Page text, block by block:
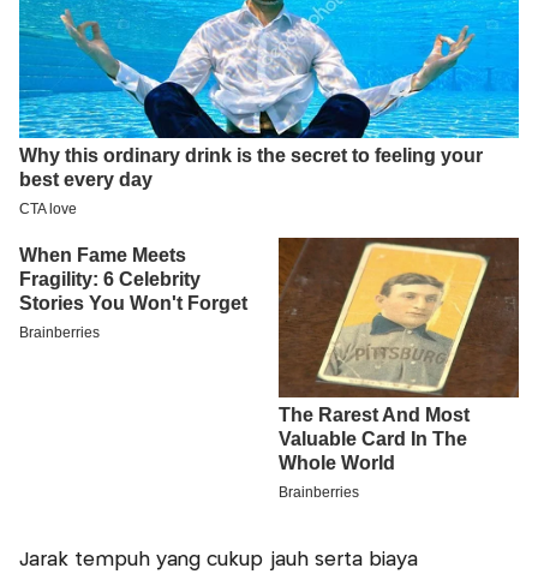
Jarak tempuh yang cukup jauh serta biaya